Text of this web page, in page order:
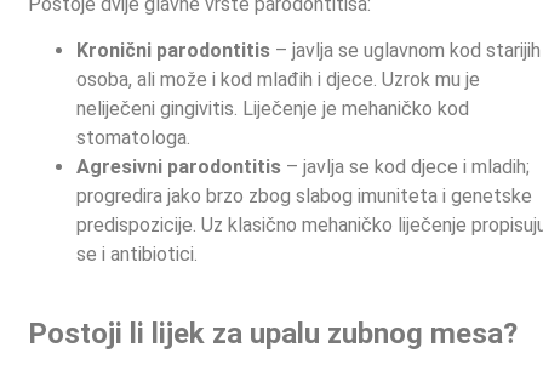
Kronični parodontitis – javlja se uglavnom kod starijih
osoba, ali može i kod mlađih i djece. Uzrok mu je
neliječeni gingivitis. Liječenje je mehaničko kod
stomatologa.
Agresivni parodontitis – javlja se kod djece i mladih;
progredira jako brzo zbog slabog imuniteta i genetske
predispozicije. Uz klasično mehaničko liječenje
se i antibiotici.
Postoji li lijek za upalu zubnog mesa?